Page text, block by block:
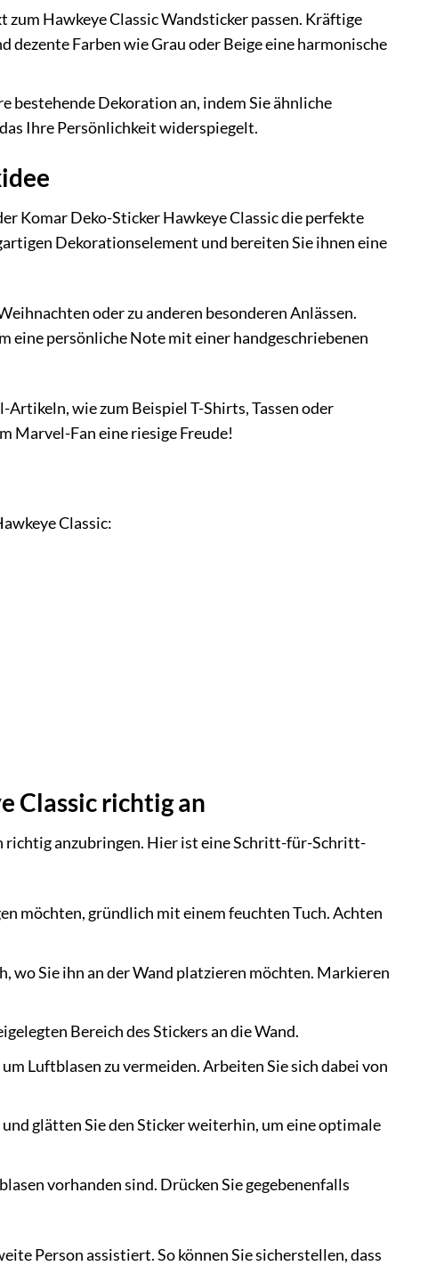
zum Hawkeye Classic Wandsticker passen. Kräftige
dezente Farben wie Grau oder Beige eine harmonische
bestehende Dekoration an, indem Sie ähnliche
Ihre Persönlichkeit widerspiegelt.
Komar Deko-Sticker Hawkeye Classic die perfekte
Dekorationselement und bereiten Sie ihnen eine
oder zu anderen besonderen Anlässen.
eine persönliche Note mit einer handgeschriebenen
wie zum Beispiel T-Shirts, Tassen oder
Marvel-Fan eine riesige Freude!
Classic:
Classic richtig an
richtig anzubringen. Hier ist eine Schritt-für-Schritt-
möchten, gründlich mit einem feuchten Tuch. Achten
wo Sie ihn an der Wand platzieren möchten. Markieren
Bereich des Stickers an die Wand.
Luftblasen zu vermeiden. Arbeiten Sie sich dabei von
glätten Sie den Sticker weiterhin, um eine optimale
vorhanden sind. Drücken Sie gegebenenfalls
Person assistiert. So können Sie sicherstellen, dass